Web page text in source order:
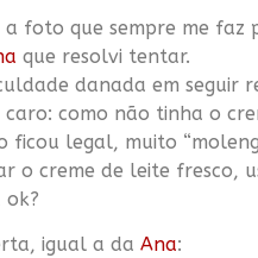
foto que sempre me
que resolvi tentar.
danada em seguir
caro: como não tinha o
ficou legal, muito
o creme de leite
ok?
igual a da Ana: